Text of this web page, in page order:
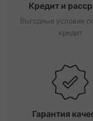
Кредит и
Выгодные условия
кредит
Гарантия